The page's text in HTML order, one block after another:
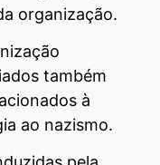
organização.
também
à
ao nazismo.